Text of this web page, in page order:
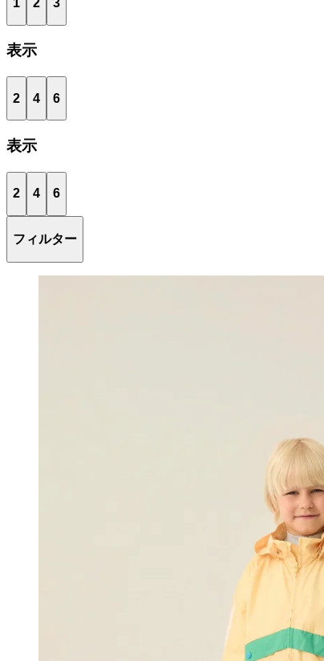
1 2 3
表示
2 4 6
表示
2 4 6
フィルター